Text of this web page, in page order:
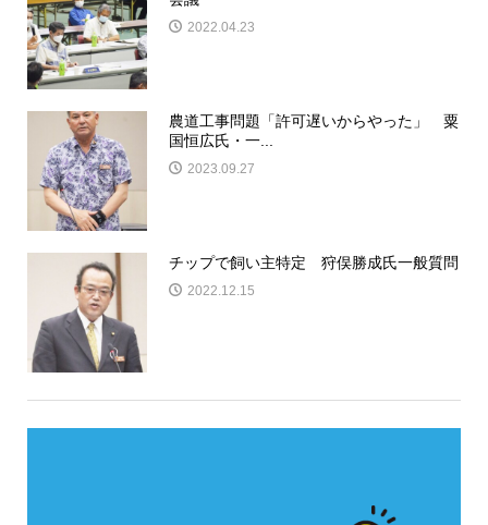
2022.04.23
農道工事問題「許可遅いからやった」 粟
国恒広氏・一...
2023.09.27
チップで飼い主特定 狩俣勝成氏一般質問
2022.12.15